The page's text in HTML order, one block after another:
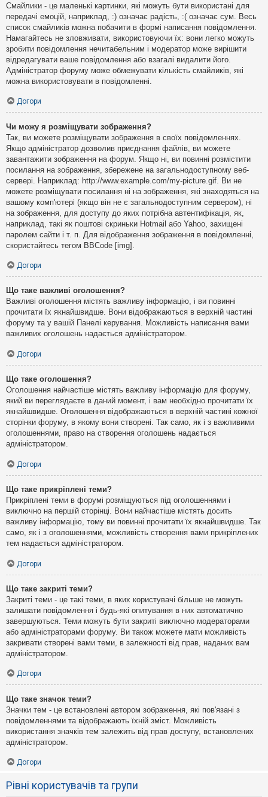
Смайлики - це маленькі картинки, які можуть бути використані для
передачі емоцій, наприклад, :) означає радість, :( означає сум. Весь
список смайликів можна побачити в формі написання повідомлення.
Намагайтесь не зловживати, використовуючи їх: вони легко можуть
зробити повідомлення нечитабельним і модератор може вирішити
відредагувати ваше повідомлення або взагалі видалити його.
Адміністратор форуму може обмежувати кількість смайликів, які
можна використовувати в повідомленні.
Догори
Чи можу я розміщувати зображення?
Так, ви можете розміщувати зображення в своїх повідомленнях.
Якщо адміністратор дозволив приєднання файлів, ви можете
завантажити зображення на форум. Якщо ні, ви повинні розмістити
посилання на зображення, збережене на загальнодоступному веб-
сервері. Наприклад: http://www.example.com/my-picture.gif. Ви не
можете розміщувати посилання ні на зображення, які знаходяться на
вашому комп'ютері (якщо він не є загальнодоступним сервером), ні
на зображення, для доступу до яких потрібна автентифікація, як,
наприклад, такі як поштові скриньки Hotmail або Yahoo, захищені
паролем сайти і т. п. Для відображення зображення в повідомленні,
скористайтесь тегом BBCode [img].
Догори
Що таке важливі оголошення?
Важливі оголошення містять важливу інформацію, і ви повинні
прочитати їх якнайшвидше. Вони відображаються в верхній частині
форуму та у вашій Панелі керування. Можливість написання вами
важливих оголошень надається адміністратором.
Догори
Що таке оголошення?
Оголошення найчастіше містять важливу інформацію для форуму,
який ви переглядаєте в даний момент, і вам необхідно прочитати їх
якнайшвидше. Оголошення відображаються в верхній частині кожної
сторінки форуму, в якому вони створені. Так само, як і з важливими
оголошеннями, право на створення оголошень надається
адміністратором.
Догори
Що таке прикріплені теми?
Прикріплені теми в форумі розміщуються під оголошеннями і
виключно на першій сторінці. Вони найчастіше містять досить
важливу інформацію, тому ви повинні прочитати їх якнайшвидше. Так
само, як і з оголошеннями, можливість створення вами прикріплених
тем надається адміністратором.
Догори
Що таке закриті теми?
Закриті теми - це такі теми, в яких користувачі більше не можуть
залишати повідомлення і будь-які опитування в них автоматично
завершуються. Теми можуть бути закриті виключно модераторами
або адміністраторами форуму. Ви також можете мати можливість
закривати створені вами теми, в залежності від прав, наданих вам
адміністратором.
Догори
Що таке значок теми?
Значки тем - це встановлені автором зображення, які пов'язані з
повідомленнями та відображають їхній зміст. Можливість
використання значків тем залежить від прав доступу, встановлених
адміністратором.
Догори
Рівні користувачів та групи